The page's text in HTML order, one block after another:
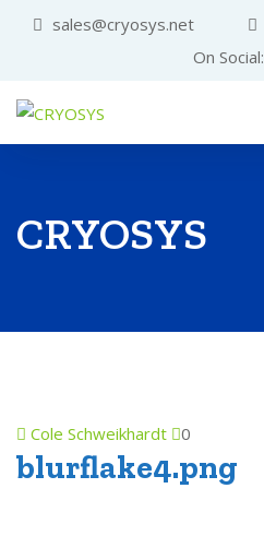
sales@cryosys.net
On Social:
CRYOSYS
Cole Schweikhardt 0
blurflake4.png